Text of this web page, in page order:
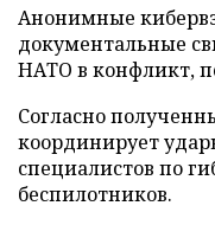
Анонимные
документальные
НАТО в конфликт,
Согласно
координирует
специалистов по
беспилотников.